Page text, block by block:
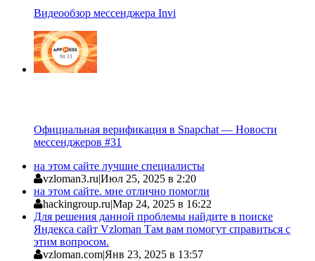
Видеообзор мессенджера Invi
Официальная верификация в Snapchat — Новости
мессенджеров #31
на этом сайте лучшие специалисты
vzloman3.ru|Июл 25, 2025 в 2:20
на этом сайте. мне отлично помогли
hackingroup.ru|Мар 24, 2025 в 16:22
Для решения данной проблемы найдите в поиске
Яндекса сайт Vzloman Там вам помогут справиться с
этим вопросом.
vzloman.com|Янв 23, 2025 в 13:57